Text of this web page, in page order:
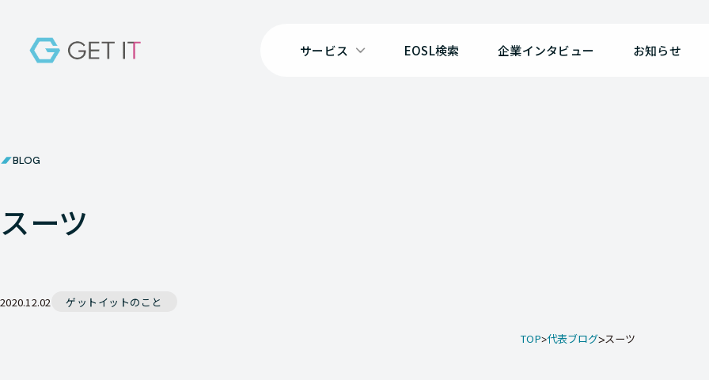
サービス EOSL検索 企業インタビュー お知らせ
BLOG
スーツ
2020.12.02 ゲットイットのこと
TOP 代表ブログ スーツ